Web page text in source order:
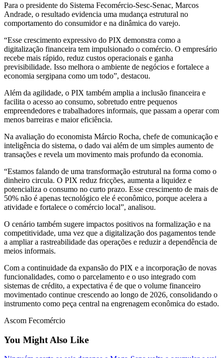
Para o presidente do Sistema Fecomércio-Sesc-Senac, Marcos
Andrade, o resultado evidencia uma mudança estrutural no
comportamento do consumidor e na dinâmica do varejo.
“Esse crescimento expressivo do PIX demonstra como a
digitalização financeira tem impulsionado o comércio. O empresário
recebe mais rápido, reduz custos operacionais e ganha
previsibilidade. Isso melhora o ambiente de negócios e fortalece a
economia sergipana como um todo”, destacou.
Além da agilidade, o PIX também amplia a inclusão financeira e
facilita o acesso ao consumo, sobretudo entre pequenos
empreendedores e trabalhadores informais, que passam a operar com
menos barreiras e maior eficiência.
Na avaliação do economista Márcio Rocha, chefe de comunicação e
inteligência do sistema, o dado vai além de um simples aumento de
transações e revela um movimento mais profundo da economia.
“Estamos falando de uma transformação estrutural na forma como o
dinheiro circula. O PIX reduz fricções, aumenta a liquidez e
potencializa o consumo no curto prazo. Esse crescimento de mais de
50% não é apenas tecnológico ele é econômico, porque acelera a
atividade e fortalece o comércio local”, analisou.
O cenário também sugere impactos positivos na formalização e na
competitividade, uma vez que a digitalização dos pagamentos tende
a ampliar a rastreabilidade das operações e reduzir a dependência de
meios informais.
Com a continuidade da expansão do PIX e a incorporação de novas
funcionalidades, como o parcelamento e o uso integrado com
sistemas de crédito, a expectativa é de que o volume financeiro
movimentado continue crescendo ao longo de 2026, consolidando o
instrumento como peça central na engrenagem econômica do estado.
Ascom Fecomércio
You Might Also Like